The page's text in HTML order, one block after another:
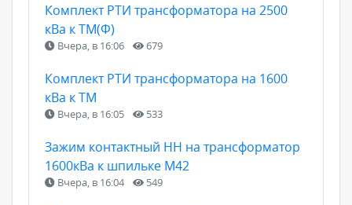
Комплект РТИ трансформатора на 2500
кВа к ТМ(Ф)
Вчера, в 16:06 679
Комплект РТИ трансформатора на 1600
кВа к ТМ
Вчера, в 16:05 533
Зажим контактный НН на трансформатор
1600кВа к шпильке М42
Вчера, в 16:04 549